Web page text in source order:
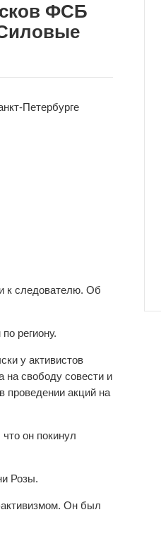
ФСБ
Петербурге
к следователю. Об
региону.
у активистов
на свободу совести и
проведении акций на
он покинул
Розы.
Он был